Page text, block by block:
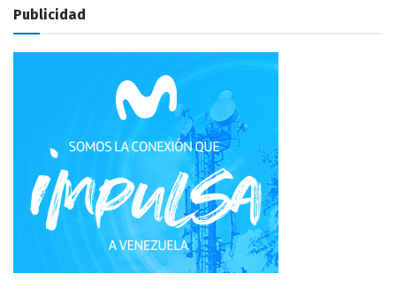
Publicidad